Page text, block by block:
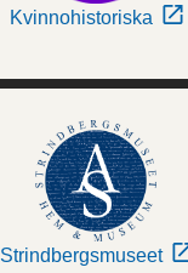
Kvinnohistoriska
Strindbergsmuseet